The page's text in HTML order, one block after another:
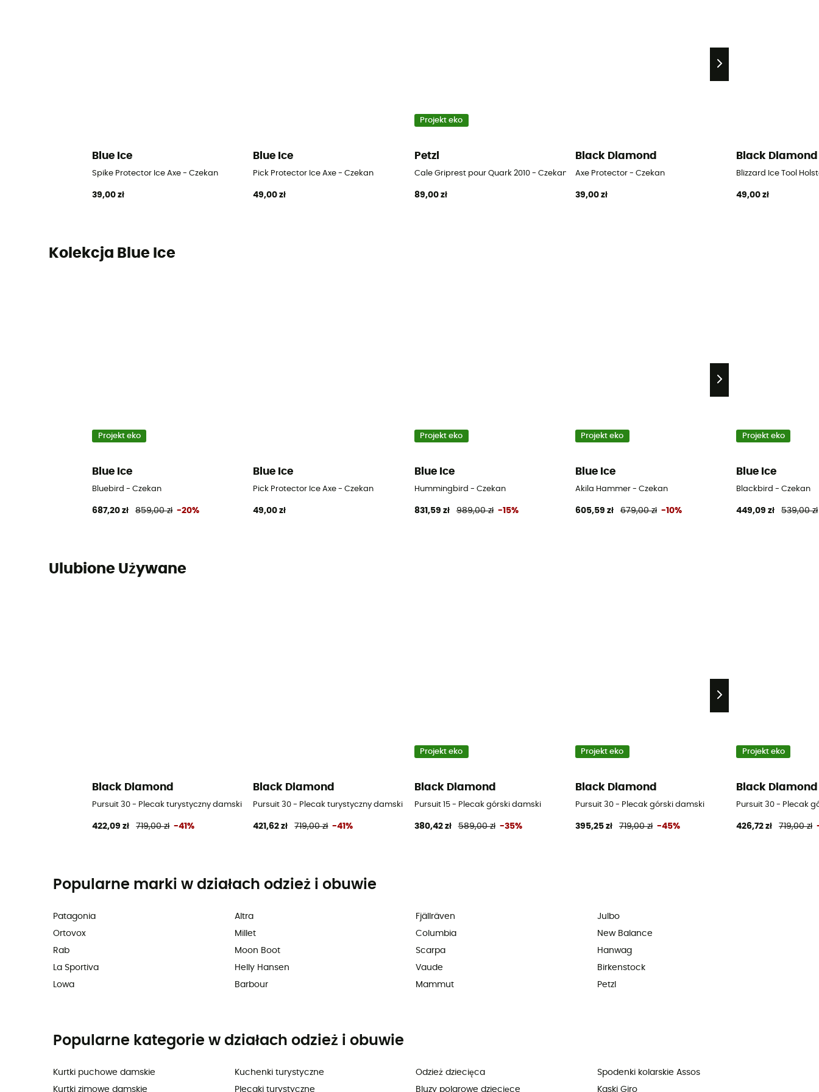
Blue Ice
Spike Protector Ice Axe - Czekan
39,00 zł
Blue Ice
Pick Protector Ice Axe - Czekan
49,00 zł
Projekt eko
Petzl
Cale Griprest pour Quark 2010 - Czekan
89,00 zł
Black Diamond
Axe Protector - Czekan
39,00 zł
Black Diamond
Blizzard Ice Tool
49,00 zł
Kolekcja Blue Ice
Projekt eko
Blue Ice
Bluebird - Czekan
687,20 zł 859,00 zł -20%
Blue Ice
Pick Protector Ice Axe - Czekan
49,00 zł
Projekt eko
Blue Ice
Hummingbird - Czekan
831,59 zł 989,00 zł -15%
Projekt eko
Blue Ice
Akila Hammer - Czekan
605,59 zł 679,00 zł -10%
Projekt eko
Blue Ice
Blackbird - Czekan
449,09 zł 539,00 zł
Ulubione Używane
Black Diamond
Pursuit 30 - Plecak turystyczny damski
422,09 zł 719,00 zł -41%
Black Diamond
Pursuit 30 - Plecak turystyczny damski
421,62 zł 719,00 zł -41%
Projekt eko
Black Diamond
Pursuit 15 - Plecak górski damski
380,42 zł 589,00 zł -35%
Projekt eko
Black Diamond
Pursuit 30 - Plecak górski damski
395,25 zł 719,00 zł -45%
Projekt eko
Black Diamond
Pursuit 30 - Plecak
426,72 zł 719,00 zł
Popularne marki w działach odzież i obuwie
Patagonia
Ortovox
Rab
La Sportiva
Lowa
Altra
Millet
Moon Boot
Helly Hansen
Barbour
Fjällräven
Columbia
Scarpa
Vaude
Mammut
Julbo
New Balance
Hanwag
Birkenstock
Petzl
Popularne kategorie w działach odzież i obuwie
Kurtki puchowe damskie
Kurtki zimowe damskie
Kuchenki turystyczne
Plecaki turystyczne
Odzież dziecięca
Bluzy polarowe dziecięce
Spodenki kolarskie Assos
Kaski Giro